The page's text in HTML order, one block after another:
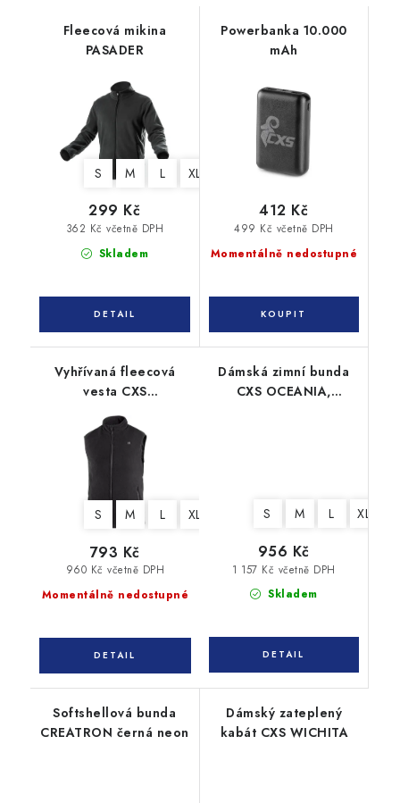
Fleecová mikina
PASADER
S M L XL 3XL
Skladem
362 Kč včetně DPH
299 Kč
Powerbanka 10.000
mAh
Momentálně nedostupné
499 Kč včetně DPH
412 Kč
Vyhřívaná fleecová
vesta CXS
S M L XL 3XL
Momentálně nedostupné
960 Kč včetně DPH
793 Kč
Dámská zimní bunda
CXS OCEANIA,
S M L XL
Skladem
1 157 Kč včetně DPH
956 Kč
Softshellová bunda
CREATRON černá neon
Dámský zateplený
kabát CXS WICHITA